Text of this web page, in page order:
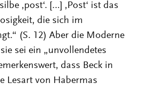
‚post‘. […] ‚Post‘ ist das
die sich im
(S. 12) Aber die Moderne
sei ein „unvollendetes
dass Beck in
Lesart von Habermas